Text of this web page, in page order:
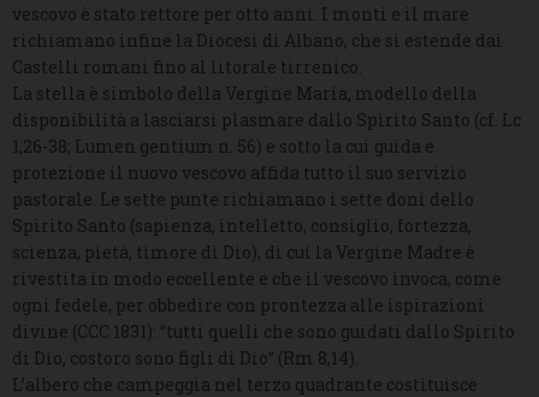
vescovo è stato rettore per otto anni. I monti e il mare
richiamano infine la Diocesi di Albano, che si estende dai
Castelli romani fino al litorale tirrenico.
La stella è simbolo della Vergine Maria, modello della
disponibilità a lasciarsi plasmare dallo Spirito Santo (cf. Lc
1,26-38; Lumen gentium n. 56) e sotto la cui guida e
protezione il nuovo vescovo affida tutto il suo servizio
pastorale. Le sette punte richiamano i sette doni dello
Spirito Santo (sapienza, intelletto, consiglio, fortezza,
scienza, pietà, timore di Dio), di cui la Vergine Madre è
rivestita in modo eccellente e che il vescovo invoca, come
ogni fedele, per obbedire con prontezza alle ispirazioni
divine (CCC 1831): “tutti quelli che sono guidati dallo Spirito
di Dio, costoro sono figli di Dio” (Rm 8,14).
L’albero che campeggia nel terzo quadrante costituisce